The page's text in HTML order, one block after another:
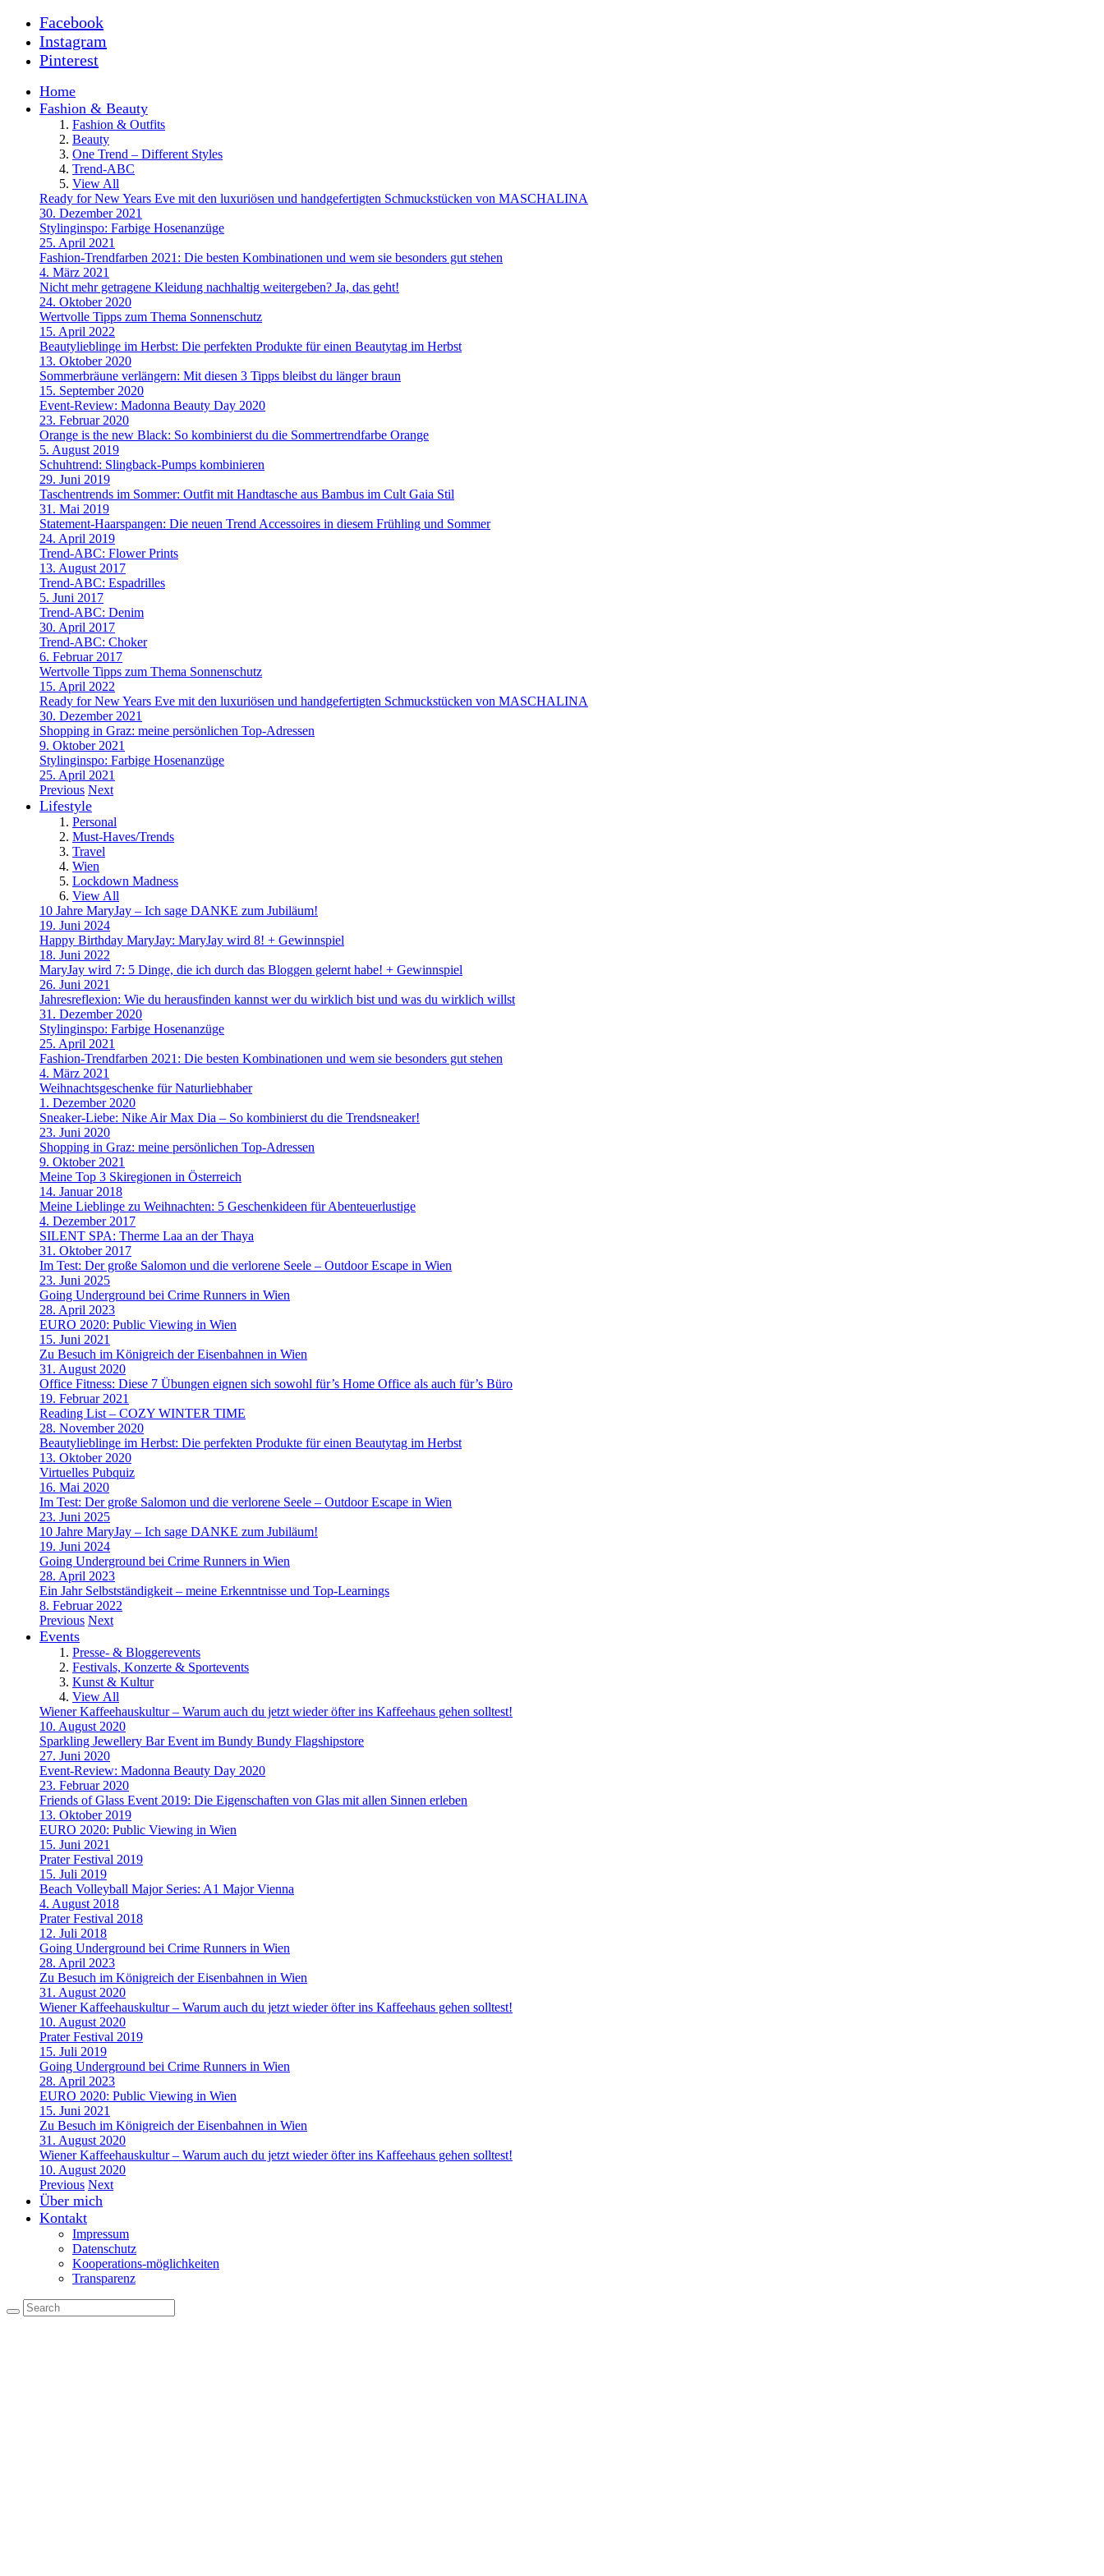
Facebook
Instagram
Pinterest
Home
Fashion & Beauty
Fashion & Outfits
Beauty
One Trend – Different Styles
Trend-ABC
View All
Ready for New Years Eve mit den luxuriösen und handgefertigten Schmuckstücken von MASCHALINA
30. Dezember 2021
Stylinginspo: Farbige Hosenanzüge
25. April 2021
Fashion-Trendfarben 2021: Die besten Kombinationen und wem sie besonders gut stehen
4. März 2021
Nicht mehr getragene Kleidung nachhaltig weitergeben? Ja, das geht!
24. Oktober 2020
Wertvolle Tipps zum Thema Sonnenschutz
15. April 2022
Beautylieblinge im Herbst: Die perfekten Produkte für einen Beautytag im Herbst
13. Oktober 2020
Sommerbräune verlängern: Mit diesen 3 Tipps bleibst du länger braun
15. September 2020
Event-Review: Madonna Beauty Day 2020
23. Februar 2020
Orange is the new Black: So kombinierst du die Sommertrendfarbe Orange
5. August 2019
Schuhtrend: Slingback-Pumps kombinieren
29. Juni 2019
Taschentrends im Sommer: Outfit mit Handtasche aus Bambus im Cult Gaia Stil
31. Mai 2019
Statement-Haarspangen: Die neuen Trend Accessoires in diesem Frühling und Sommer
24. April 2019
Trend-ABC: Flower Prints
13. August 2017
Trend-ABC: Espadrilles
5. Juni 2017
Trend-ABC: Denim
30. April 2017
Trend-ABC: Choker
6. Februar 2017
Wertvolle Tipps zum Thema Sonnenschutz
15. April 2022
Ready for New Years Eve mit den luxuriösen und handgefertigten Schmuckstücken von MASCHALINA
30. Dezember 2021
Shopping in Graz: meine persönlichen Top-Adressen
9. Oktober 2021
Stylinginspo: Farbige Hosenanzüge
25. April 2021
Previous Next
Lifestyle
Personal
Must-Haves/Trends
Travel
Wien
Lockdown Madness
View All
10 Jahre MaryJay – Ich sage DANKE zum Jubiläum!
19. Juni 2024
Happy Birthday MaryJay: MaryJay wird 8! + Gewinnspiel
18. Juni 2022
MaryJay wird 7: 5 Dinge, die ich durch das Bloggen gelernt habe! + Gewinnspiel
26. Juni 2021
Jahresreflexion: Wie du herausfinden kannst wer du wirklich bist und was du wirklich willst
31. Dezember 2020
Stylinginspo: Farbige Hosenanzüge
25. April 2021
Fashion-Trendfarben 2021: Die besten Kombinationen und wem sie besonders gut stehen
4. März 2021
Weihnachtsgeschenke für Naturliebhaber
1. Dezember 2020
Sneaker-Liebe: Nike Air Max Dia – So kombinierst du die Trendsneaker!
23. Juni 2020
Shopping in Graz: meine persönlichen Top-Adressen
9. Oktober 2021
Meine Top 3 Skiregionen in Österreich
14. Januar 2018
Meine Lieblinge zu Weihnachten: 5 Geschenkideen für Abenteuerlustige
4. Dezember 2017
SILENT SPA: Therme Laa an der Thaya
31. Oktober 2017
Im Test: Der große Salomon und die verlorene Seele – Outdoor Escape in Wien
23. Juni 2025
Going Underground bei Crime Runners in Wien
28. April 2023
EURO 2020: Public Viewing in Wien
15. Juni 2021
Zu Besuch im Königreich der Eisenbahnen in Wien
31. August 2020
Office Fitness: Diese 7 Übungen eignen sich sowohl für’s Home Office als auch für’s Büro
19. Februar 2021
Reading List – COZY WINTER TIME
28. November 2020
Beautylieblinge im Herbst: Die perfekten Produkte für einen Beautytag im Herbst
13. Oktober 2020
Virtuelles Pubquiz
16. Mai 2020
Im Test: Der große Salomon und die verlorene Seele – Outdoor Escape in Wien
23. Juni 2025
10 Jahre MaryJay – Ich sage DANKE zum Jubiläum!
19. Juni 2024
Going Underground bei Crime Runners in Wien
28. April 2023
Ein Jahr Selbstständigkeit – meine Erkenntnisse und Top-Learnings
8. Februar 2022
Previous Next
Events
Presse- & Bloggerevents
Festivals, Konzerte & Sportevents
Kunst & Kultur
View All
Wiener Kaffeehauskultur – Warum auch du jetzt wieder öfter ins Kaffeehaus gehen solltest!
10. August 2020
Sparkling Jewellery Bar Event im Bundy Bundy Flagshipstore
27. Juni 2020
Event-Review: Madonna Beauty Day 2020
23. Februar 2020
Friends of Glass Event 2019: Die Eigenschaften von Glas mit allen Sinnen erleben
13. Oktober 2019
EURO 2020: Public Viewing in Wien
15. Juni 2021
Prater Festival 2019
15. Juli 2019
Beach Volleyball Major Series: A1 Major Vienna
4. August 2018
Prater Festival 2018
12. Juli 2018
Going Underground bei Crime Runners in Wien
28. April 2023
Zu Besuch im Königreich der Eisenbahnen in Wien
31. August 2020
Wiener Kaffeehauskultur – Warum auch du jetzt wieder öfter ins Kaffeehaus gehen solltest!
10. August 2020
Prater Festival 2019
15. Juli 2019
Going Underground bei Crime Runners in Wien
28. April 2023
EURO 2020: Public Viewing in Wien
15. Juni 2021
Zu Besuch im Königreich der Eisenbahnen in Wien
31. August 2020
Wiener Kaffeehauskultur – Warum auch du jetzt wieder öfter ins Kaffeehaus gehen solltest!
10. August 2020
Previous Next
Über mich
Kontakt
Impressum
Datenschutz
Kooperations-möglichkeiten
Transparenz